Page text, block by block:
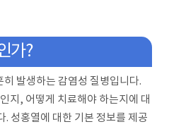
가?
발생하는 감염성 질병입니다.
지, 어떻게 치료해야 하는지에 대
. 성홍열에 대한 기본 정보를 제공